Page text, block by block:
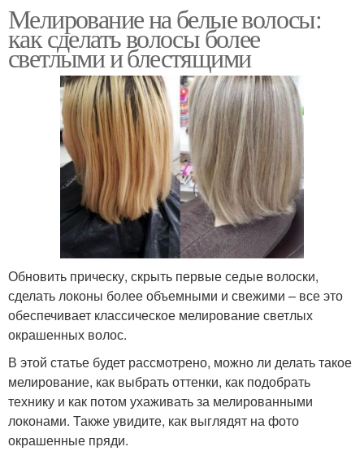
Мелирование на белые волосы:
как сделать волосы более
светлыми и блестящими
Обновить прическу, скрыть первые седые волоски,
сделать локоны более объемными и свежими – все это
обеспечивает классическое мелирование светлых
окрашенных волос.
В этой статье будет рассмотрено, можно ли делать такое
мелирование, как выбрать оттенки, как подобрать
технику и как потом ухаживать за мелированными
локонами. Также увидите, как выглядят на фото
окрашенные пряди.